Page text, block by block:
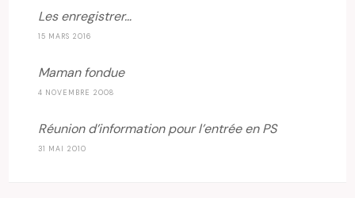
Les enregistrer…
15 MARS 2016
Maman fondue
4 NOVEMBRE 2008
Réunion d’information pour l’entrée en PS
31 MAI 2010